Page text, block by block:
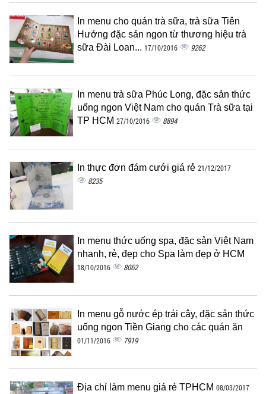
In menu cho quán trà sữa, trà sữa Tiên
Hưởng đặc sản ngon từ thương hiệu trà
sữa Đài Loan... 17/10/2016 9262
In menu trà sữa Phúc Long, đặc sản thức
uống ngon Việt Nam cho quán Trà sữa tại
TP HCM 27/10/2016 8894
In thực đơn đám cưới giá rẻ 21/12/2017
8235
In menu thức uống spa, đặc sản Việt Nam
nhanh, rẻ, đẹp cho Spa làm đẹp ở HCM
18/10/2016 8062
In menu gỗ nước ép trái cây, đặc sản thức
uống ngon Tiền Giang cho các quán ăn
01/11/2016 7919
Địa chỉ làm menu giá rẻ TPHCM 08/03/2017